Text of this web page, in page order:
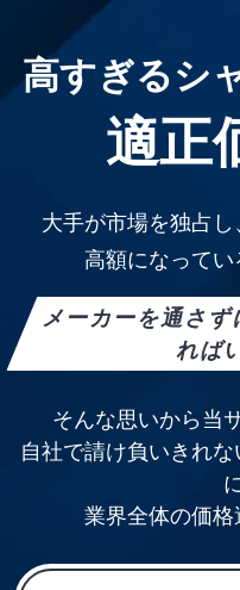
高すぎるシ
適正
大手が市場を独占
高額になって
メーカーを通さ
れば
そんな思いから当
自社で請け負いきれ
業界全体の価格